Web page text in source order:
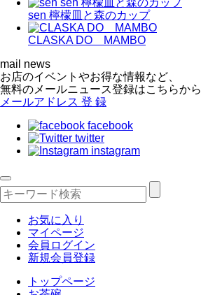
sen 檸檬皿と森のカップ
CLASKA DO MAMBO
mail news
お店のイベントやお得な情報など、
無料のメールニュース登録はこちらから
メールアドレス 登 録
facebook
twitter
instagram
お気に入り
マイページ
会員ログイン
新規会員登録
トップページ